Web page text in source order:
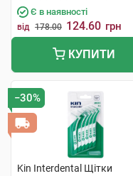
Є в наявності
від 178.00 124.60 грн
КУПИТИ
−30%
Kin Interdental Щітки